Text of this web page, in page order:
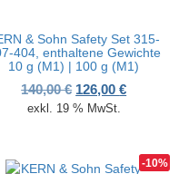
war: 140,00 €
ist: 126,00 €.
& Sohn Safety Set 315-
404, enthaltene Gewichte
10 g (M1) | 100 g (M1)
140,00€ Ursprünglicher
126,00€
exkl. 19 % MwSt.
-10%